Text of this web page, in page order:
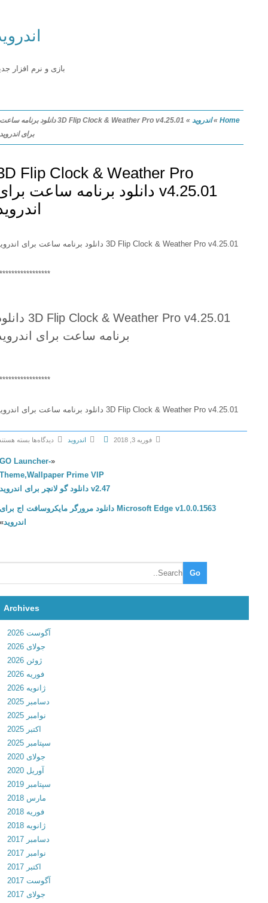
اندروید
بازی و نرم افزار جدید
Home
»اندروید»
3D Flip Clock & Weather Pro v4.25.01 دانلود برنامه ساعت
برای اندروید
3D Flip Clock & Weather Pro
v4.25.01 دانلود برنامه ساعت برای
اندروید
3D Flip Clock & Weather Pro v4.25.01 دانلود برنامه ساعت برای اندروید
******************
3D Flip Clock & Weather Pro v4.25.01 دانلود
برنامه ساعت برای اندروید
******************
3D Flip Clock & Weather Pro v4.25.01 دانلود برنامه ساعت برای اندروید
اندروید
دیدگاه‌ها
ی
3
i
o
c
k
W
e
a
t
e
r
r
o
v
4
.
2
.
0
بسته هستند
GO Launcher-
Theme,Wallpaper Prime VIP
v2.47 دانلود گو لانچر برای اندروید
Microsoft Edge v1.0.0.1563 دانلود مرورگر مایکروسافت اج برای
اندروید»
Archives
آگوست 2026
جولای 2026
ژوئن 2026
فوریه 2026
ژانویه 2026
دسامبر 2025
نوامبر 2025
سپتامبر 2025
جولای 2020
آوریل 2020
سپتامبر 2019
مارس 2018
فوریه 2018
ژانویه 2018
دسامبر 2017
نوامبر 2017
آگوست 2017
جولای 2017